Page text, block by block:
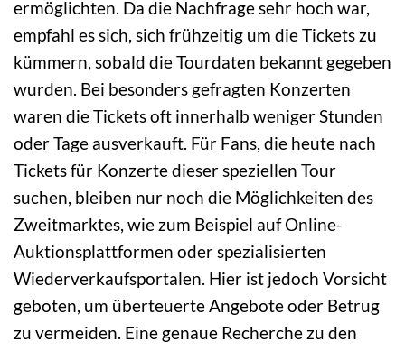
ermöglichten. Da die Nachfrage sehr hoch war,
empfahl es sich, sich frühzeitig um die Tickets zu
kümmern, sobald die Tourdaten bekannt gegeben
wurden. Bei besonders gefragten Konzerten
waren die Tickets oft innerhalb weniger Stunden
oder Tage ausverkauft. Für Fans, die heute nach
Tickets für Konzerte dieser speziellen Tour
suchen, bleiben nur noch die Möglichkeiten des
Zweitmarktes, wie zum Beispiel auf Online-
Auktionsplattformen oder spezialisierten
Wiederverkaufsportalen. Hier ist jedoch Vorsicht
geboten, um überteuerte Angebote oder Betrug
zu vermeiden. Eine genaue Recherche zu den